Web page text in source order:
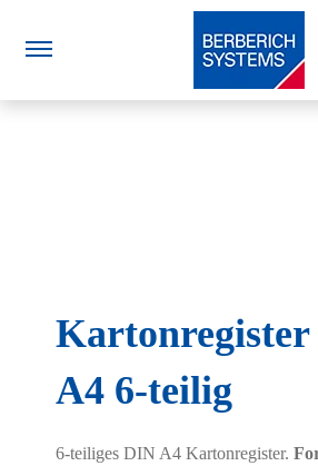
A4 6-teilig
6-teiliges DIN A4 Kartonregister.